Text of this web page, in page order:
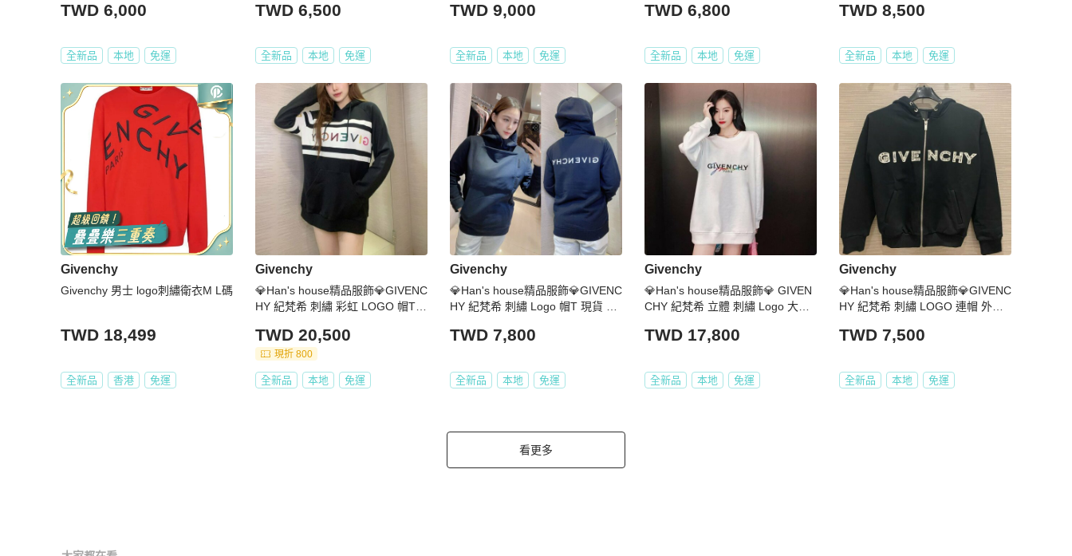
TWD 6,000
全新品 本地 免運
0
TWD 6,500
全新品 本地 免運
TWD 9,000
全新品 本地 免運
TWD 6,800
全新品 本地 免運
TWD 8,500
全新品 本地 免運
Givenchy
Givenchy 男士 logo刺繡衛衣M L碼
TWD 18,499
全新品 香港 免運
Givenchy
💎Han's house精品服飾💎GIVENC
HY 紀梵希 刺繡 彩虹 LOGO 帽T
TWD 20,500
現折 800
全新品 本地 免運
Givenchy
💎Han's house精品服飾💎GIVENC
HY 紀梵希 刺繡 Logo 帽T 現貨 青
TWD 7,800
全新品 本地 免運
Givenchy
💎Han's house精品服飾💎 GIVEN
CHY 紀梵希 立體 刺繡 Logo 大學T
TWD 17,800
全新品 本地 免運
Givenchy
💎Han's house精品服飾💎GIVENC
HY 紀梵希 刺繡 LOGO 連帽 外套
TWD 7,500
全新品 本地 免運
看更多